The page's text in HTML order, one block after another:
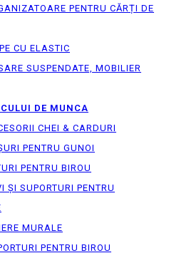
PENTRU CĂRȚI DE
CU ELASTIC
SUSPENDATE, MOBILIER
DE MUNCA
CHEI & СARDURI
PENTRU GUNOI
PENTRU BIROU
ȘI SUPORTURI PENTRU
MURALE
PENTRU BIROU